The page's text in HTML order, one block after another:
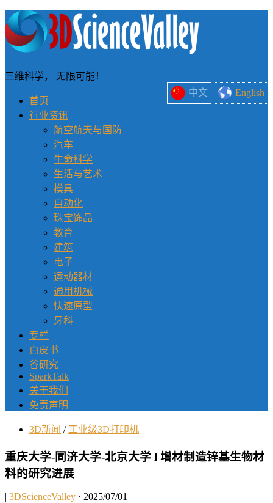
中文 English
三维科学， 无限可能！
首页
行业资讯
航空航天与国防
汽车
生命科学
生活与艺术
模具
自动化
珠宝饰品
教育
建筑
电子
运动器材
通用机械
快速原型
牙科
专栏
白皮书
谷研究
SparkTalk
关于我们
免责声明
3D新闻 / 工业级3D打印机
重庆大学-同济大学-北京大学 l 增材制造锌基生物材
料的研究进展
| 3DScienceValley · 2025/07/01